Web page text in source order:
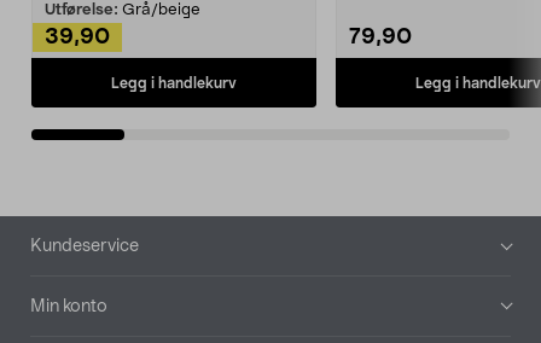
Utførelse: Grå/beige
39,90
Legg i handlekurv
79,90
Legg i handlekurv
Bunntekst
Kundeservice
Min konto